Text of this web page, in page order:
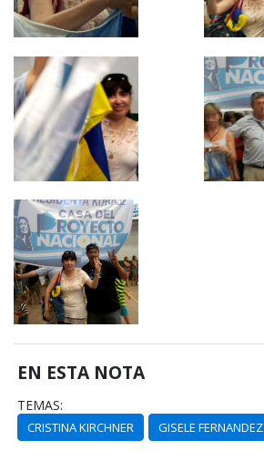
EN ESTA NOTA
TEMAS:
CRISTINA KIRCHNER GISELE FERNANDEZ